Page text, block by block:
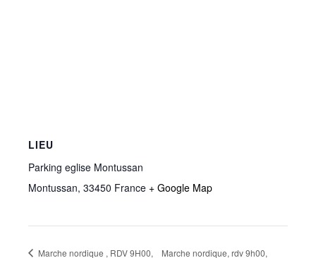
LIEU
Parking eglise Montussan
Montussan, 33450 France + Google Map
Marche nordique , RDV 9H00, Marche nordique, rdv 9h00,